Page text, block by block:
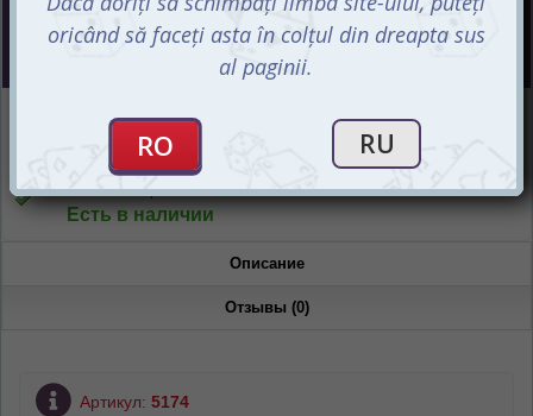
Есть в наличии
Магазин “Игромания”
Есть в наличии
Описание
Отзывы (0)
Артикул: 5174